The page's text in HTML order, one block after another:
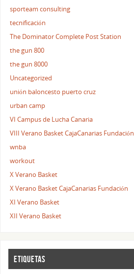
sporteam consulting
tecnificación
The Dominator Complete Post Station
the gun 800
the gun 8000
Uncategorized
unión baloncesto puerto cruz
urban camp
VI Campus de Lucha Canaria
VIII Verano Basket CajaCanarias Fundación
wnba
workout
X Verano Basket
X Verano Basket CajaCanarias Fundación
XI Verano Basket
XII Verano Basket
ETIQUETAS